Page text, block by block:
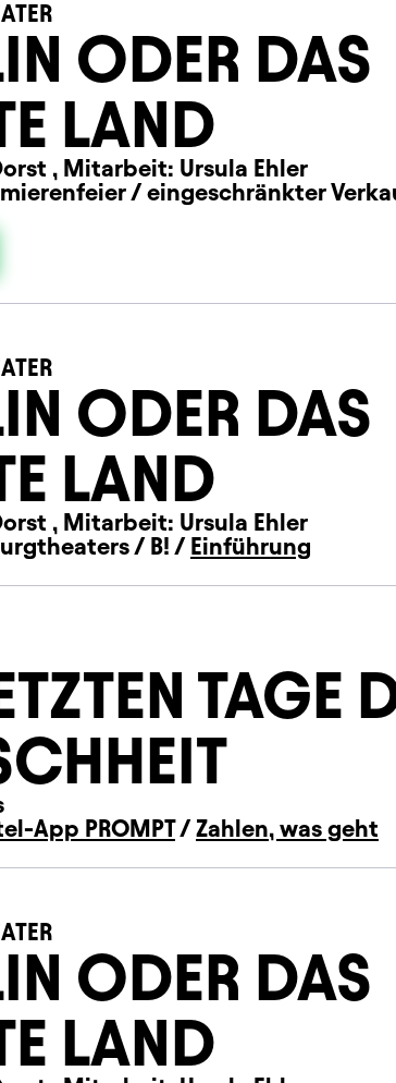
ODER DAS
LAND
, Mitarbeit: Ursula Ehler
/ eingeschränkter
ODER DAS
LAND
, Mitarbeit: Ursula Ehler
/ B! / Einführung
TAGE
App PROMPT/Zahlen, was geht
ODER DAS
LAND